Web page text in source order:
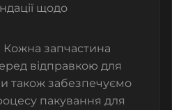
щодо
Кожна запчастина
відправкою для
також забезпечуємо
пакування для